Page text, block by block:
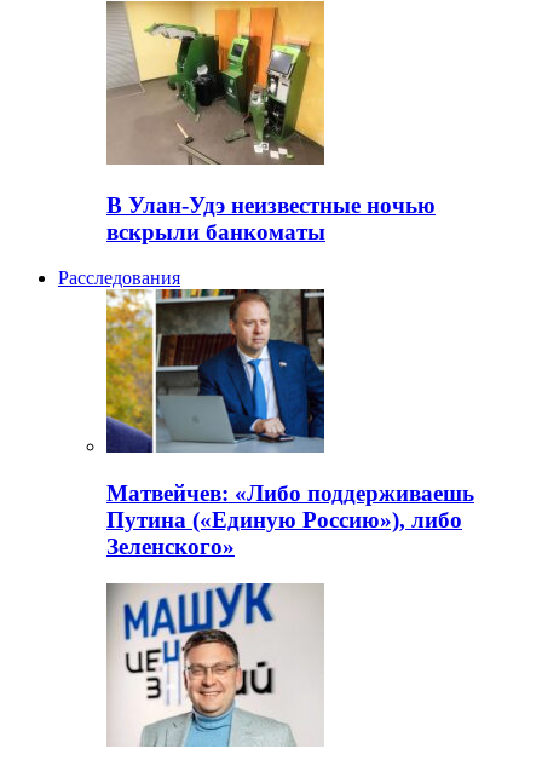
В Улан-Удэ неизвестные ночью
вскрыли банкоматы
Расследования
Матвейчев: «Либо поддерживаешь
Путина («Единую Россию»), либо
Зеленского»